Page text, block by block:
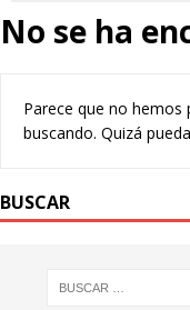
No se ha
Parece que no
buscando. Quizá
BUSCAR